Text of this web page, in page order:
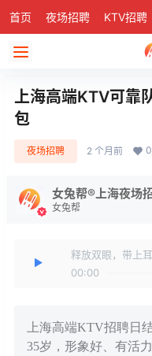
首页 夜场招聘 KTV招聘
上海高端KTV可靠
包
夜场招聘 2 个月前 0
女兔帮®上海夜场
女兔帮
释放双眼，带上
00:00
上海高端KTV招聘日
35岁，形象好、有活